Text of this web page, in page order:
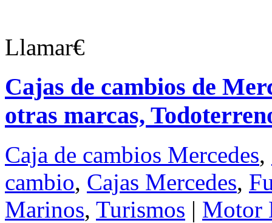
Llamar€
Cajas de cambios de
otras marcas,
Caja de cambios Mercedes,
cambio, Cajas Mercedes,
Marinos, Turismos | Motor